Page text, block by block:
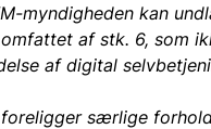
myndigheden kan
af stk. 6, som
af digital
foreligger særlige